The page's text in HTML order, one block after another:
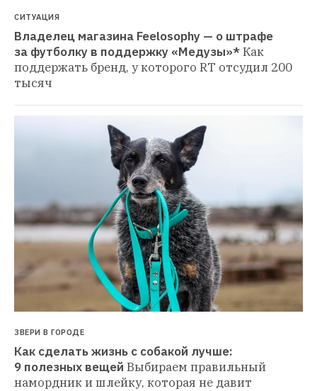
СИТУАЦИЯ
Владелец магазина Feelosophy — о штрафе
за футболку в поддержку «Медузы»*Как
поддержать бренд, у которого RT отсудил 200
тысяч
ЗВЕРИ В ГОРОДЕ
Как сделать жизнь с собакой лучше:
9 полезных вещей Выбираем правильный
намордник и шлейку, которая не давит